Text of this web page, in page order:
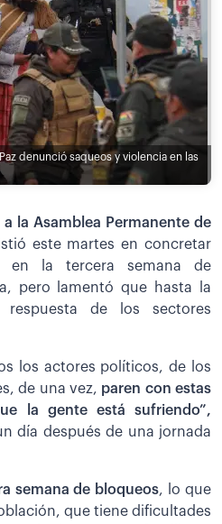
denunció saqueos y violencia en las
la Asamblea Permanente de
este martes en concretar
en la tercera semana de
pero lamentó que hasta la
de los sectores
los actores políticos, de los
de una vez, paren con estas
la gente está sufriendo”,
día después de una jornada
semana de bloqueos, lo que
que tiene dificultades